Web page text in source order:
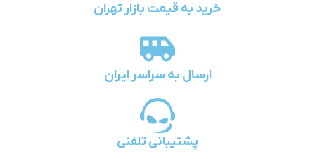
خرید به قیمت بازار تهران
ارسال به سراسر ایران
پشتیبانی تلفنی